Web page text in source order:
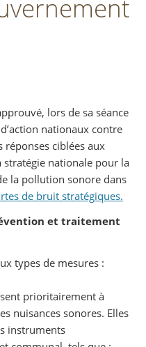
lors de sa séance
nationaux contre
réponses ciblées aux
nationale pour la
la pollution sonore dans
de bruit stratégiques.
et traitement
types de mesures :
prioritairement à
nuisances sonores. Elles
instruments